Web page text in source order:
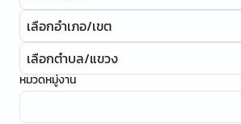
เลือกอำเภอ/เขต
เลือกตำบล/แขวง
หมวดหมู่งาน